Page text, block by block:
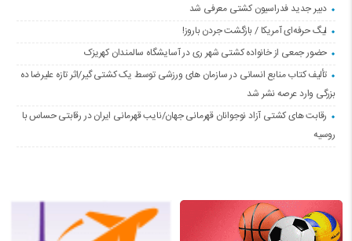
دبیر جدید فدراسیون کشتی معرفی شد
لیگ حرفه‌ای آمریکا / بازگشت جردن باروز!
حضور جمعی از خانواده کشتی شهر ری در آسایشگاه سالمندان کهریزک
تألیف کتاب منابع انسانی در سازمان های ورزشی توسط یک کشتی گیر/اثر تازه علیرضا ده
بزرگی وارد عرصه نشر شد
رقابت های کشتی آزاد نوجوانان قهرمانی جهان/نایب قهرمانی ایران در رقابتی حساس با
روسیه